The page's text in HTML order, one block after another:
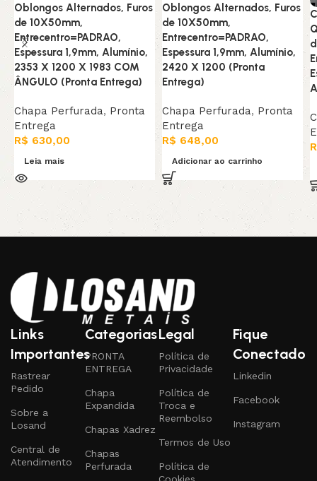
Oblongos Alternados, Furos
de 10X50mm,
Entrecentro=PADRAO,
Espessura 1,9mm, Alumínio,
2353 X 1200 X 1983 COM
ÂNGULO (Pronta Entrega)
Chapa Perfurada, Pronta
Entrega
R$ 630,00
Leia mais
Oblongos Alternados, Furos
de 10X50mm,
Entrecentro=PADRAO,
Espessura 1,9mm, Alumínio,
2420 X 1200 (Pronta
Entrega)
Chapa Perfurada, Pronta
Entrega
R$ 648,00
Adicionar ao carrinho
Links
Importantes
Rastrear
Pedido
Sobre a
Losand
Central de
Atendimento
Categorias
PRONTA
ENTREGA
Chapa
Expandida
Chapas Xadrez
Chapas
Perfurada
Legal
Política de
Privacidade
Política de
Troca e
Reembolso
Termos de Uso
Política de
Fique
Conectado
Linkedin
Facebook
Instagram